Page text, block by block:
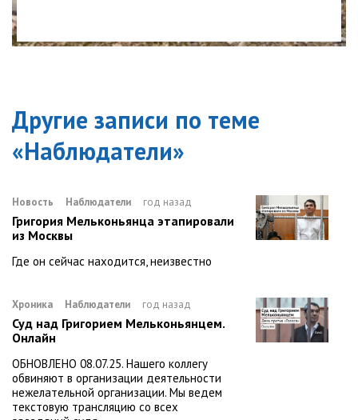
Другие записи по теме
«Наблюдатели»
Новость Наблюдатели год назад
Григория Мельконьянца этапировали
из Москвы
Где он сейчас находится, неизвестно
Хроника Наблюдатели год назад
Суд над Григорием Мельконьянцем.
Онлайн
ОБНОВЛЕНО 08.07.25. Нашего коллегу
обвиняют в организации деятельности
нежелательной организации. Мы ведем
текстовую трансляцию со всех